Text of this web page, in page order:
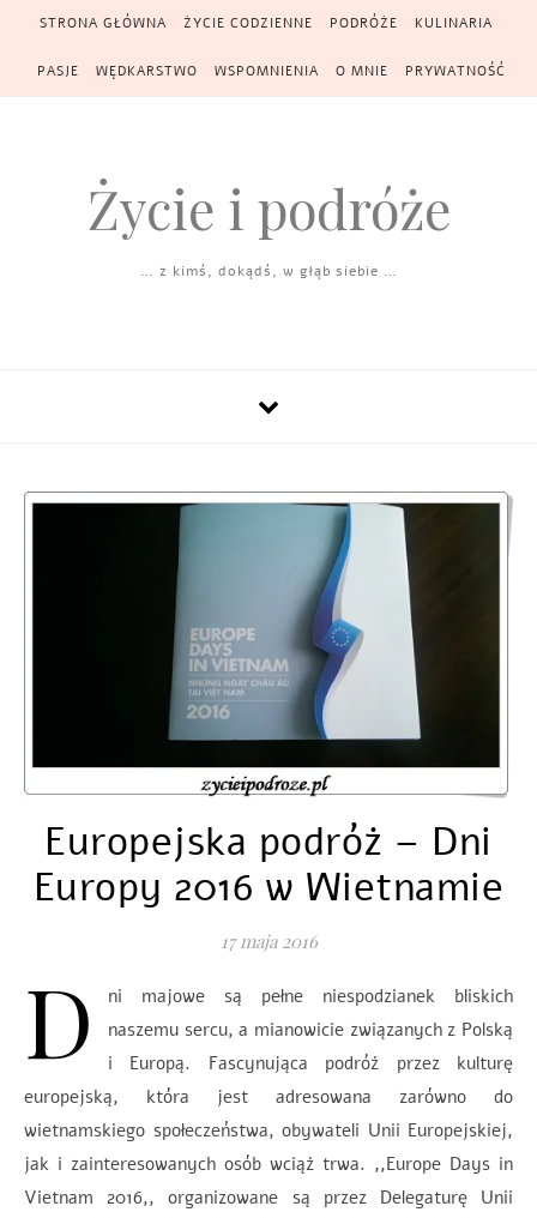
Skip to content
STRONA GŁÓWNA ŻYCIE CODZIENNE PODRÓŻE KULINARIA
PASJE WĘDKARSTWO WSPOMNIENIA O MNIE PRYWATNOŚĆ
Życie i podróże
… z kimś, dokądś, w głąb siebie …
Europejska podróż – Dni
Europy 2016 w Wietnamie
17 maja 2016
D
ni majowe są pełne niespodzianek bliskich
naszemu sercu, a mianowicie związanych z Polską
i Europą. Fascynująca podróż przez kulturę
europejską, która jest adresowana zarówno do
wietnamskiego społeczeństwa, obywateli Unii Europejskiej,
jak i zainteresowanych osób wciąż trwa. ,,Europe Days in
Vietnam 2016,, organizowane są przez Delegaturę Unii